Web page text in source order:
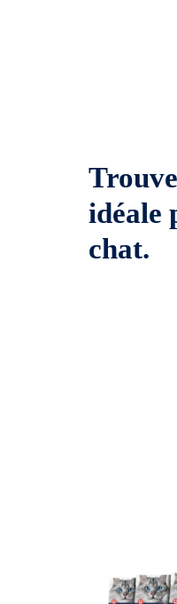
idéale
chat.